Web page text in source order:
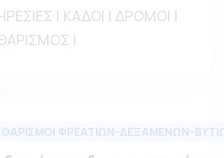
| ΚΑΔΟΙ | ΔΡΟΜΟΙ |
|
ΦΡΕΑΤΙΩΝ-ΔΕΞΑΜΕΝΩΝ-